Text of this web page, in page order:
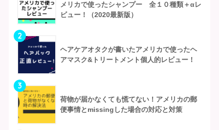
メリカで使ったシャンプー 全１０種類＋αレ
ビュー！（2020最新版）
2
ヘアケアオタクが書いたアメリカで使ったヘ
アマスク&トリートメント個人的レビュー！
3
荷物が届かなくても慌てない！アメリカの郵
便事情とmissingした場合の対応と対策